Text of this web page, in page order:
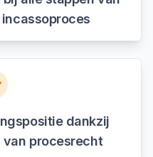
dankzij
procesrecht